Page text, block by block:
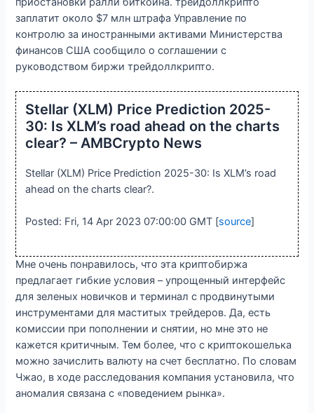
заплатит около $7 млн штрафа Управление по
контролю за иностранными активами Министерства
финансов США сообщило о соглашении с
руководством биржи трейдоллкрипто.
Stellar (XLM) Price Prediction 2025-
30: Is XLM’s road ahead on the charts
clear? – AMBCrypto News
Stellar (XLM) Price Prediction 2025-30: Is XLM’s road
ahead on the charts clear?.
Posted: Fri, 14 Apr 2023 07:00:00 GMT [source]
Мне очень понравилось, что эта криптобиржа
предлагает гибкие условия – упрощенный интерфейс
для зеленых новичков и терминал с продвинутыми
инструментами для маститых трейдеров. Да, есть
комиссии при пополнении и снятии, но мне это не
кажется критичным. Тем более, что с криптокошелька
можно зачислить валюту на счет бесплатно. По словам
Чжао, в ходе расследования компания установила, что
аномалия связана с «поведением рынка».